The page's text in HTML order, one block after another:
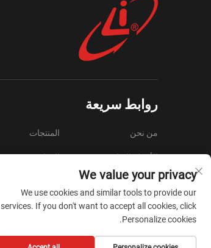
روابط سريعة
من نحن المنتجات
الأسئلة الشائعة الموارد
فيديو
المدونة
حقوق النشر © Zhejiang Liyi Security Protection Co., Ltd. جميع الحقوق محفوظة -
We value your privacy
We use cookies and similar tools to provide our
services. If you don't want to accept all cookies, click
Personalize cookies.